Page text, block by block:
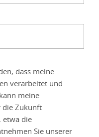
dass meine
verarbeitet und
meine
die Zukunft
etwa die
Sie unserer